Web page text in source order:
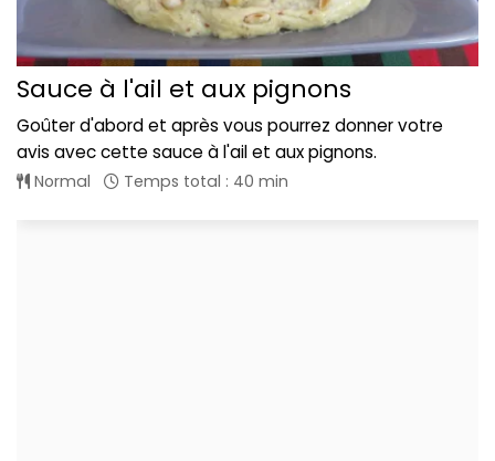
Sauce à l'ail et aux pignons
Goûter d'abord et après vous pourrez donner votre
avis avec cette sauce à l'ail et aux pignons.
Normal Temps total : 40 min